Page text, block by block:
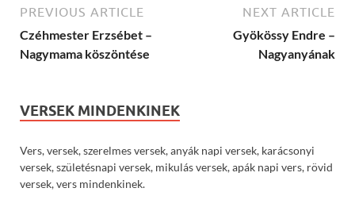
PREVIOUS ARTICLE
Czéhmester Erzsébet –
Nagymama köszöntése
NEXT ARTICLE
Gyökössy Endre –
Nagyanyának
VERSEK MINDENKINEK
Vers, versek, szerelmes versek, anyák napi versek, karácsonyi
versek, születésnapi versek, mikulás versek, apák napi vers, rövid
versek, vers mindenkinek.